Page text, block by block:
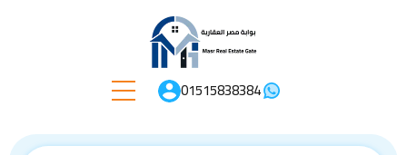
01515838384